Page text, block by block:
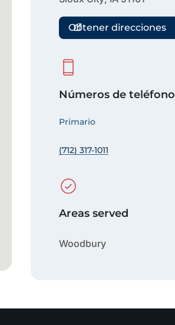
Obtener direcciones
Números de teléfono
Primario
(712) 317-1011
Areas served
Woodbury